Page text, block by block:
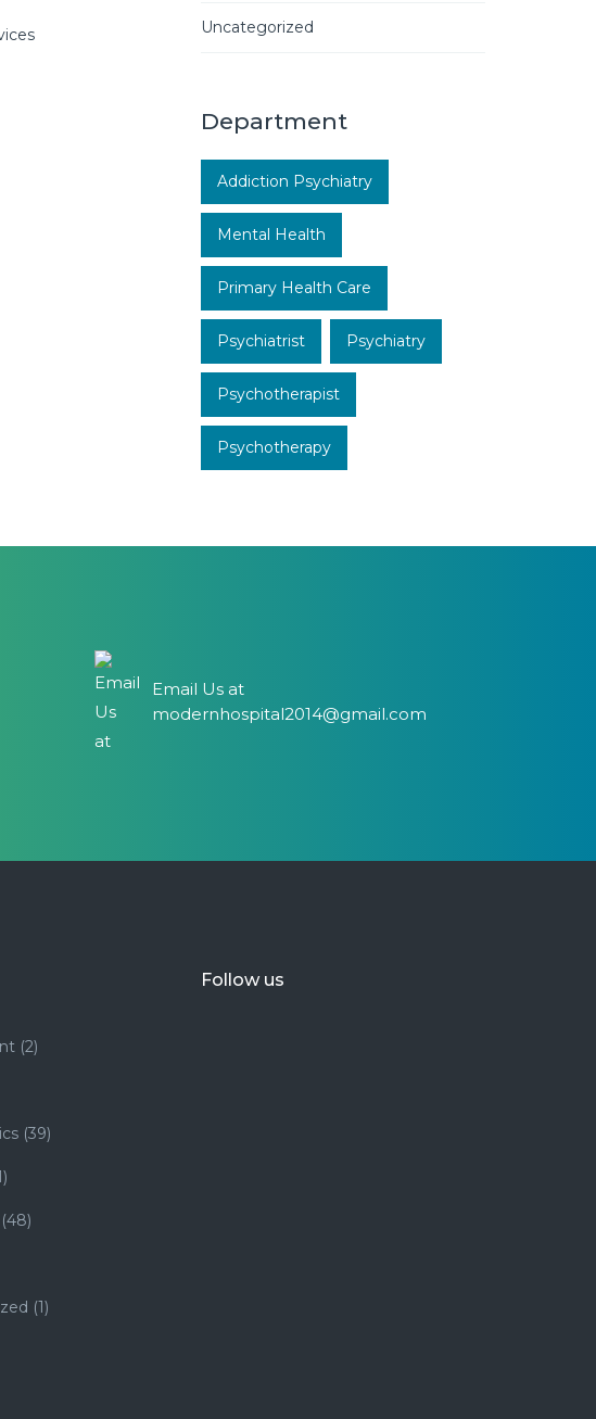
Uncategorized
Department
Addiction Psychiatry
Mental Health
Primary Health Care
Psychiatrist Psychiatry
Psychotherapist
Psychotherapy
Email Us at
modernhospital2014@gmail.com
(2)
(39)
(48)
(1)
Follow us